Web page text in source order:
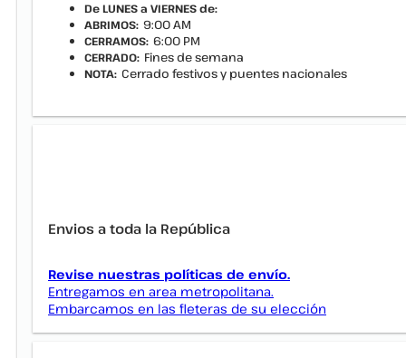
De LUNES a VIERNES de:
ABRIMOS: 9:00 AM
CERRAMOS: 6:00 PM
CERRADO: Fines de semana
NOTA: Cerrado festivos y puentes nacionales
Envios a toda la República
Revise nuestras políticas de envío.
Entregamos en area metropolitana.
Embarcamos en las fleteras de su elección